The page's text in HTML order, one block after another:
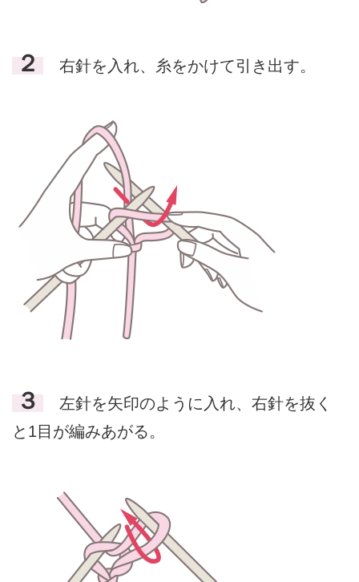
２ 右針を入れ、糸をかけて引き出す。
３
左針を矢印のように入れ、右針を抜く
と1目が編みあがる。